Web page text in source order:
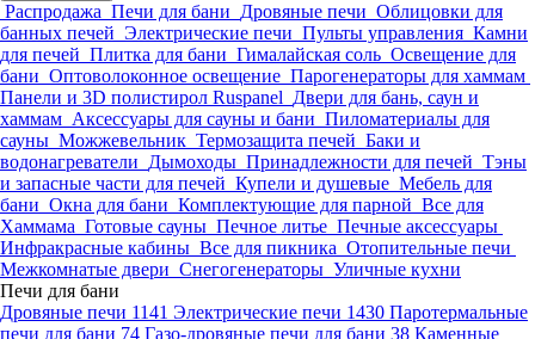
Распродажа Печи для бани Дровяные печи Облицовки для
банных печей Электрические печи Пульты управления Камни
для печей Плитка для бани Гималайская соль Освещение для
бани Оптоволоконное освещение Парогенераторы для хаммам
Панели и 3D полистирол Ruspanel Двери для бань, саун и
хаммам Аксессуары для сауны и бани Пиломатериалы для
сауны Можжевельник Термозащита печей Баки и
водонагреватели Дымоходы Принадлежности для печей Тэны
и запасные части для печей Купели и душевые Мебель для
бани Окна для бани Комплектующие для парной Все для
Хаммама Готовые сауны Печное литье Печные аксессуары
Инфракрасные кабины Все для пикника Отопительные печи
Межкомнатые двери Снегогенераторы Уличные кухни
Печи для бани
Дровяные печи 1141 Электрические печи 1430 Паротермальные
печи для бани 74 Газо-дровяные печи для бани 38 Каменные